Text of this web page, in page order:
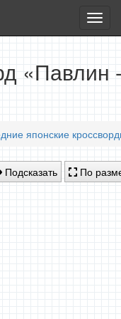
игры
«Павлин
японские
Подсказать По